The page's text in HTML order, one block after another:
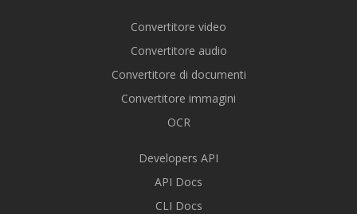
Convertitore video
Convertitore audio
Convertitore di documenti
Convertitore immagini
OCR
Developers API
API Docs
CLI Docs